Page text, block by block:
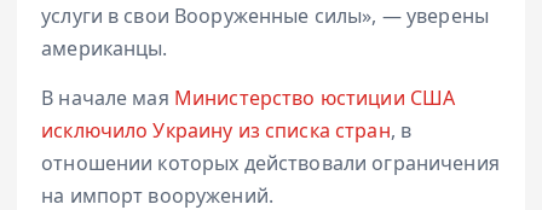
услуги в свои Вооруженные силы», — уверены
американцы.
В начале мая Министерство юстиции США
исключило Украину из списка стран, в
отношении которых действовали ограничения
на импорт вооружений.